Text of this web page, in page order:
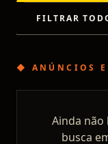
FILTRAR
◆ ANÚNCIOS
Ainda não
busca